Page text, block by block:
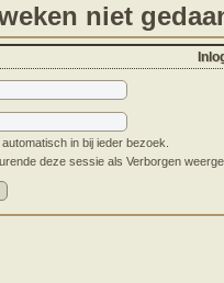
niet
automatisch in bij ieder bezoek.
deze sessie als Verborgen